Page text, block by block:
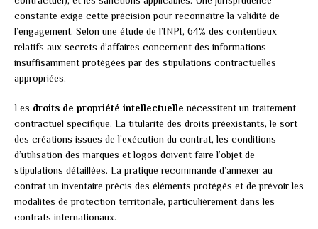
constante exige cette précision pour reconnaître la validité de
l’engagement. Selon une étude de l’INPI, 64% des contentieux
relatifs aux secrets d’affaires concernent des informations
insuffisamment protégées par des stipulations contractuelles
appropriées.
Les droits de propriété intellectuelle nécessitent un traitement
contractuel spécifique. La titularité des droits préexistants, le sort
des créations issues de l’exécution du contrat, les conditions
d’utilisation des marques et logos doivent faire l’objet de
stipulations détaillées. La pratique recommande d’annexer au
contrat un inventaire précis des éléments protégés et de prévoir les
modalités de protection territoriale, particulièrement dans les
contrats internationaux.